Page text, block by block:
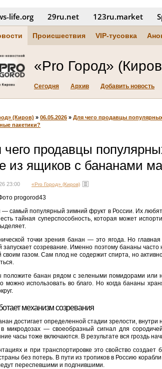
29ru.net 123ru.market
Происшествия VIP-тусовка
«Pro Город»
Сегодня Архив Добавить новость
(Киров) » 06.05.2026 » Для чего продавцы
пакетики?
продавцы
из ящиков с бананами
23:00 «Pro Город» (Киров)
progorod43
самый популярный зимний фрукт в России. Их любят
тайная суперспособность, которая может
точки зрения банан — это ягода. Но
запускает созревание. Именно поэтому бананы
своим газом. Сам плод не содержит спирта, но
положите банан рядом с зелеными помидорами или
можно использовать во благо. Но когда бананы
механизм созревания
достигает определенной стадии зрелости,
в микродозах — своеобразный сигнал для
часы тоже включаются. В результате вся гроздь
и при транспортировке это свойство
без потерь. В пути из тропиков в Россию
переспевшими и подгнившими.